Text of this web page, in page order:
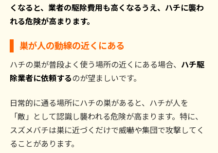
くなると、業者の駆除費用も高くなるうえ、ハチに襲わ
れる危険が高まります。
巣が人の動線の近くにある
ハチの巣が普段よく使う場所の近くにある場合、 ハチ駆
除業者に依頼するのが望ましいです。
日常的に通る場所にハチの巣があると、ハチが人を
「敵」として認識し襲われる危険が高まります。特に、
スズメバチは巣に近づくだけで威嚇や集団で攻撃してく
ることがあります。